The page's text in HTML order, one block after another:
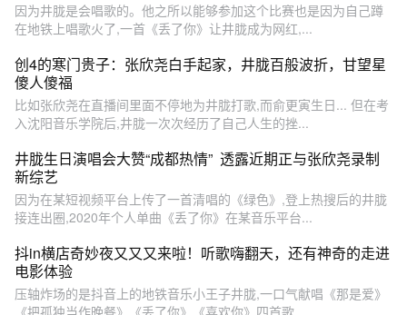
因为井胧是会唱歌的。他之所以能够参加这个比赛也是因为自己蹲
在地铁上唱歌火了,一首《丢了你》让井胧成为网红,...
创4的寒门贵子：张欣尧白手起家，井胧百般波折，甘望星
傻人傻福
比如张欣尧在直播间里面不停地为井胧打歌,而俞更寅生日... 但在考
入沈阳音乐学院后,井胧一次次经历了自己人生的挫...
井胧生日演唱会大赞“成都热情” 透露近期正与张欣尧录制
新综艺
因为在某短视频平台上传了一首清唱的《绿色》,登上热搜后的井胧
接连出圈,2020年个人单曲《丢了你》在某音乐平台...
抖in横店奇妙夜又又又来啦！听歌嗨翻天，还有神奇的走进
电影体验
压轴炸场的是抖音上的地铁音乐小王子井胧,一口气献唱《那是爱》